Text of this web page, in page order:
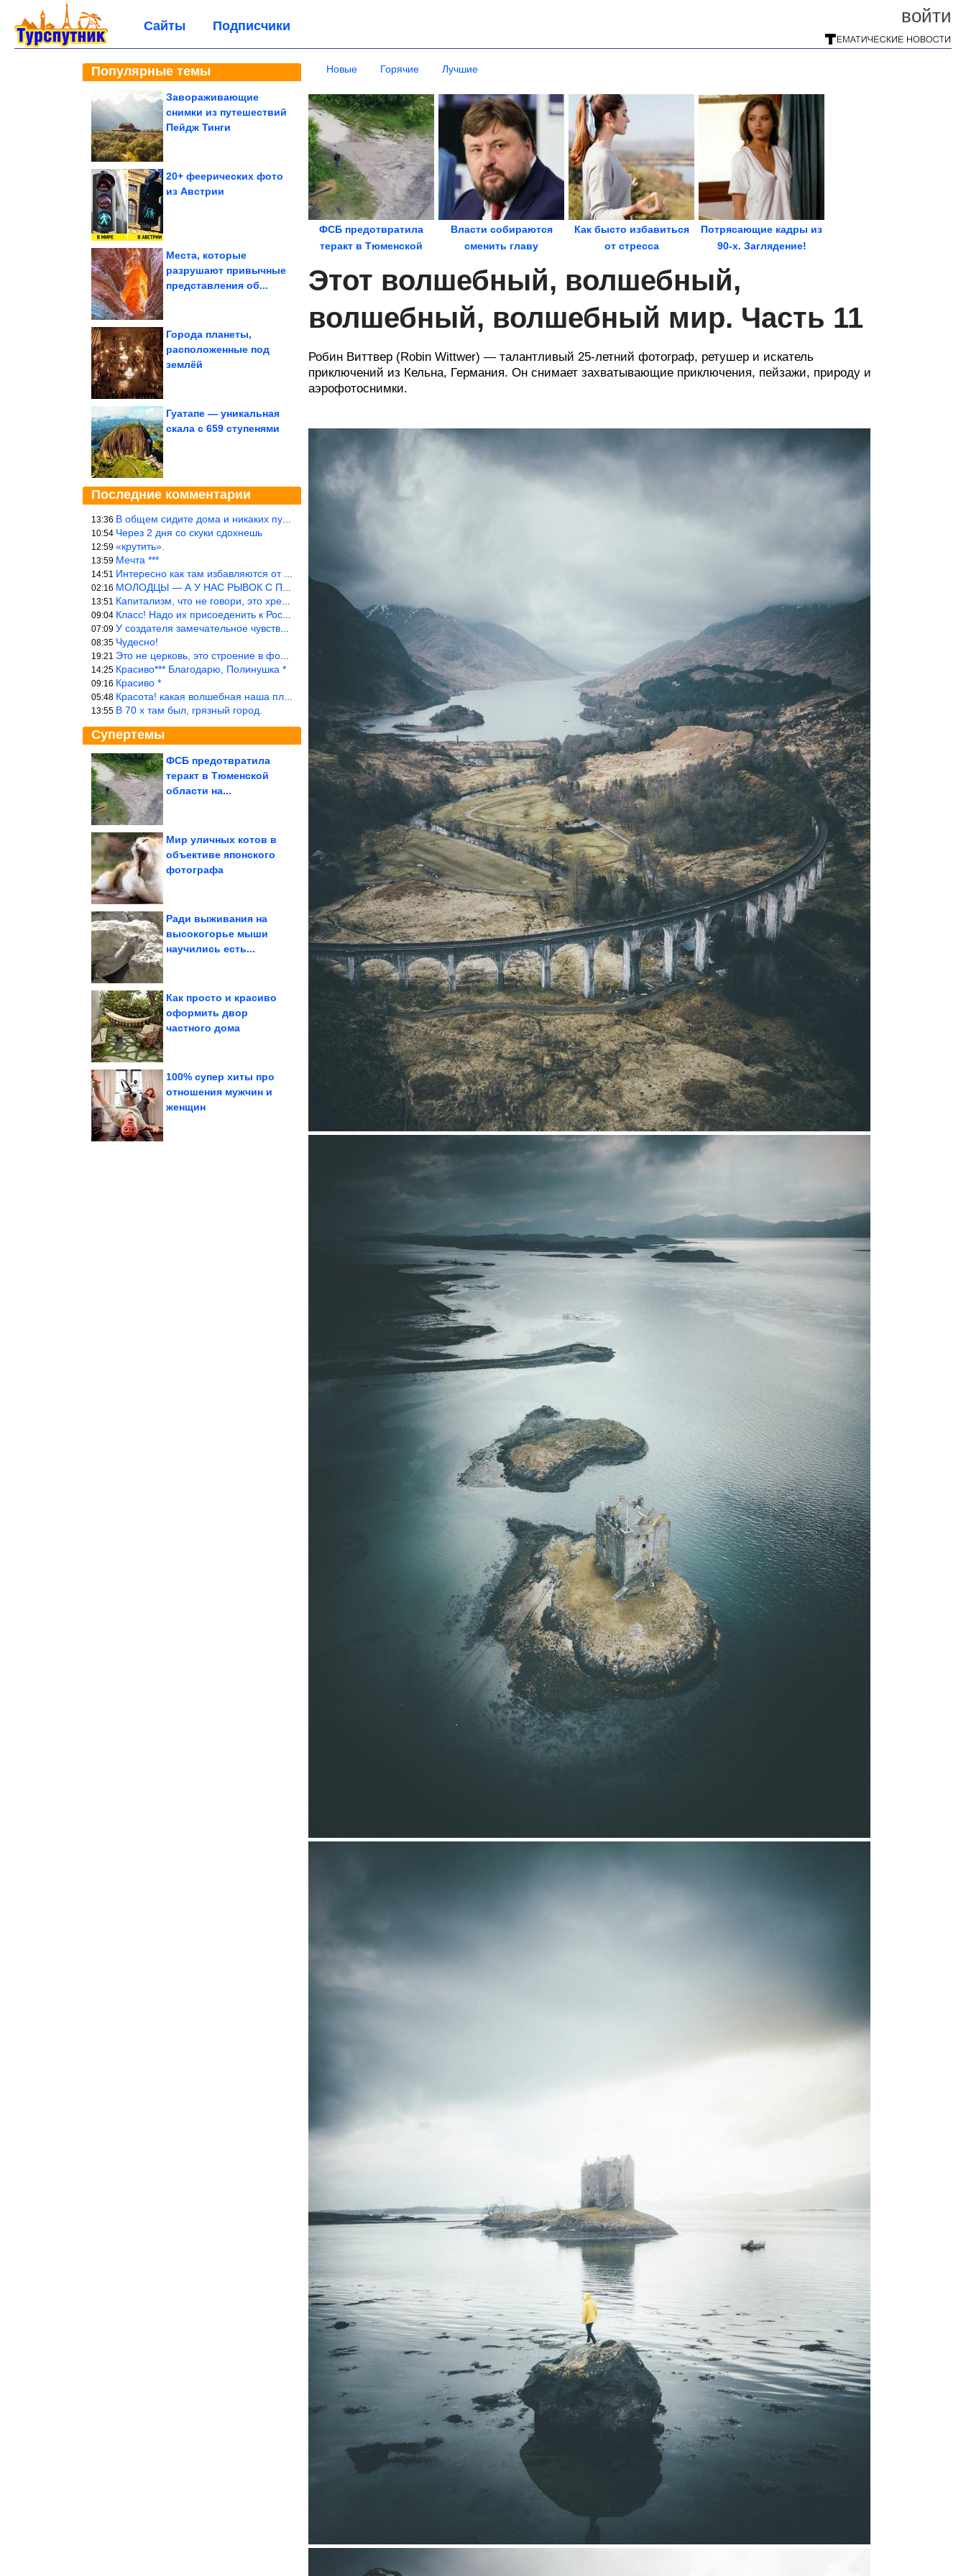
войти
Сайты Подписчики
Популярные темы
Завораживающие
снимки из путешествий
Пейдж Тинги
20+ феерических фото
из Австрии
Места, которые
разрушают привычные
представления об...
Города планеты,
расположенные под
землёй
Гуатапе — уникальная
скала с 659 ступенями
Последние комментарии
13:36 В общем сидите дома и никаких путешествий А самая грязная в от
10:54 Через 2 дня со скуки сдохнешь
12:59 «крутить».
13:59 Мечта ***
14:51 Интересно как там избавляются от физиологических и прочих отходо
02:16 МОЛОДЦЫ — А У НАС РЫВОК С ПРОРЫВОМ В ТРУБУ
13:51 Капитализм, что не говори, это хреново (((
09:04 Класс! Надо их присоеденить к России!
07:09 У создателя замечательное чувство юмора! ))
08:35 Чудесно!
19:21 Это не церковь, это строение в форме церкви.
14:25 Красиво*** Благодарю, Полинушка *
09:16 Красиво *
05:48 Красота! какая волшебная наша планета!… еще-бы, мы понимали это…
13:55 В 70 х там был, грязный город.
Супертемы
ФСБ предотвратила
теракт в Тюменской
области на...
Как понизить
квартире, если нет
кондиционера
Мир уличных котов в
объективе японского
фотографа
Ради выживания на
высокогорье мыши
научились есть...
Как просто и красиво
оформить двор
частного дома
Физики впервые смогли
100% супер хиты про
отношения мужчин и
женщин
скроллинга
Новые Горячие Лучшие
ФСБ предотвратила
теракт в Тюменской
Власти собираются
cменить главу
госоператора
Как бысто избавиться
от стресса
Потрясающие кадры из
90-х. Заглядение!
Этот волшебный, волшебный,
волшебный, волшебный мир. Часть 11
Робин Виттвер (Robin Wittwer) — талантливый 25-летний фотограф, ретушер и искатель
приключений из Кельна, Германия. Он снимает захватывающие приключения, пейзажи, природу и
аэрофотоснимки.